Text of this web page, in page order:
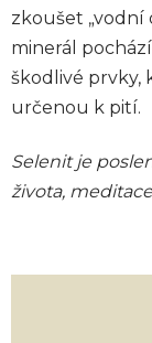
zkoušet „vodní
minerál
škodlivé prvky,
určenou k pití.
Selenit je
života,